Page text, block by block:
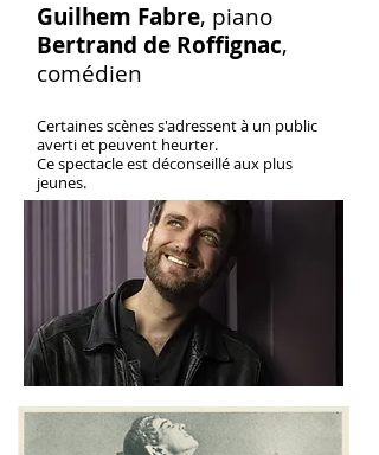
Guilhem Fabre, piano
Bertrand de Roffignac,
comédien
​Certaines scènes s'adressent à un public
averti et peuvent heurter.
Ce spectacle est déconseillé aux plus
jeunes.